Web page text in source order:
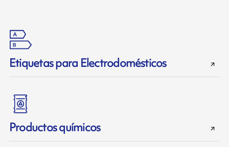
Etiquetas para Electrodomésticos
Productos químicos